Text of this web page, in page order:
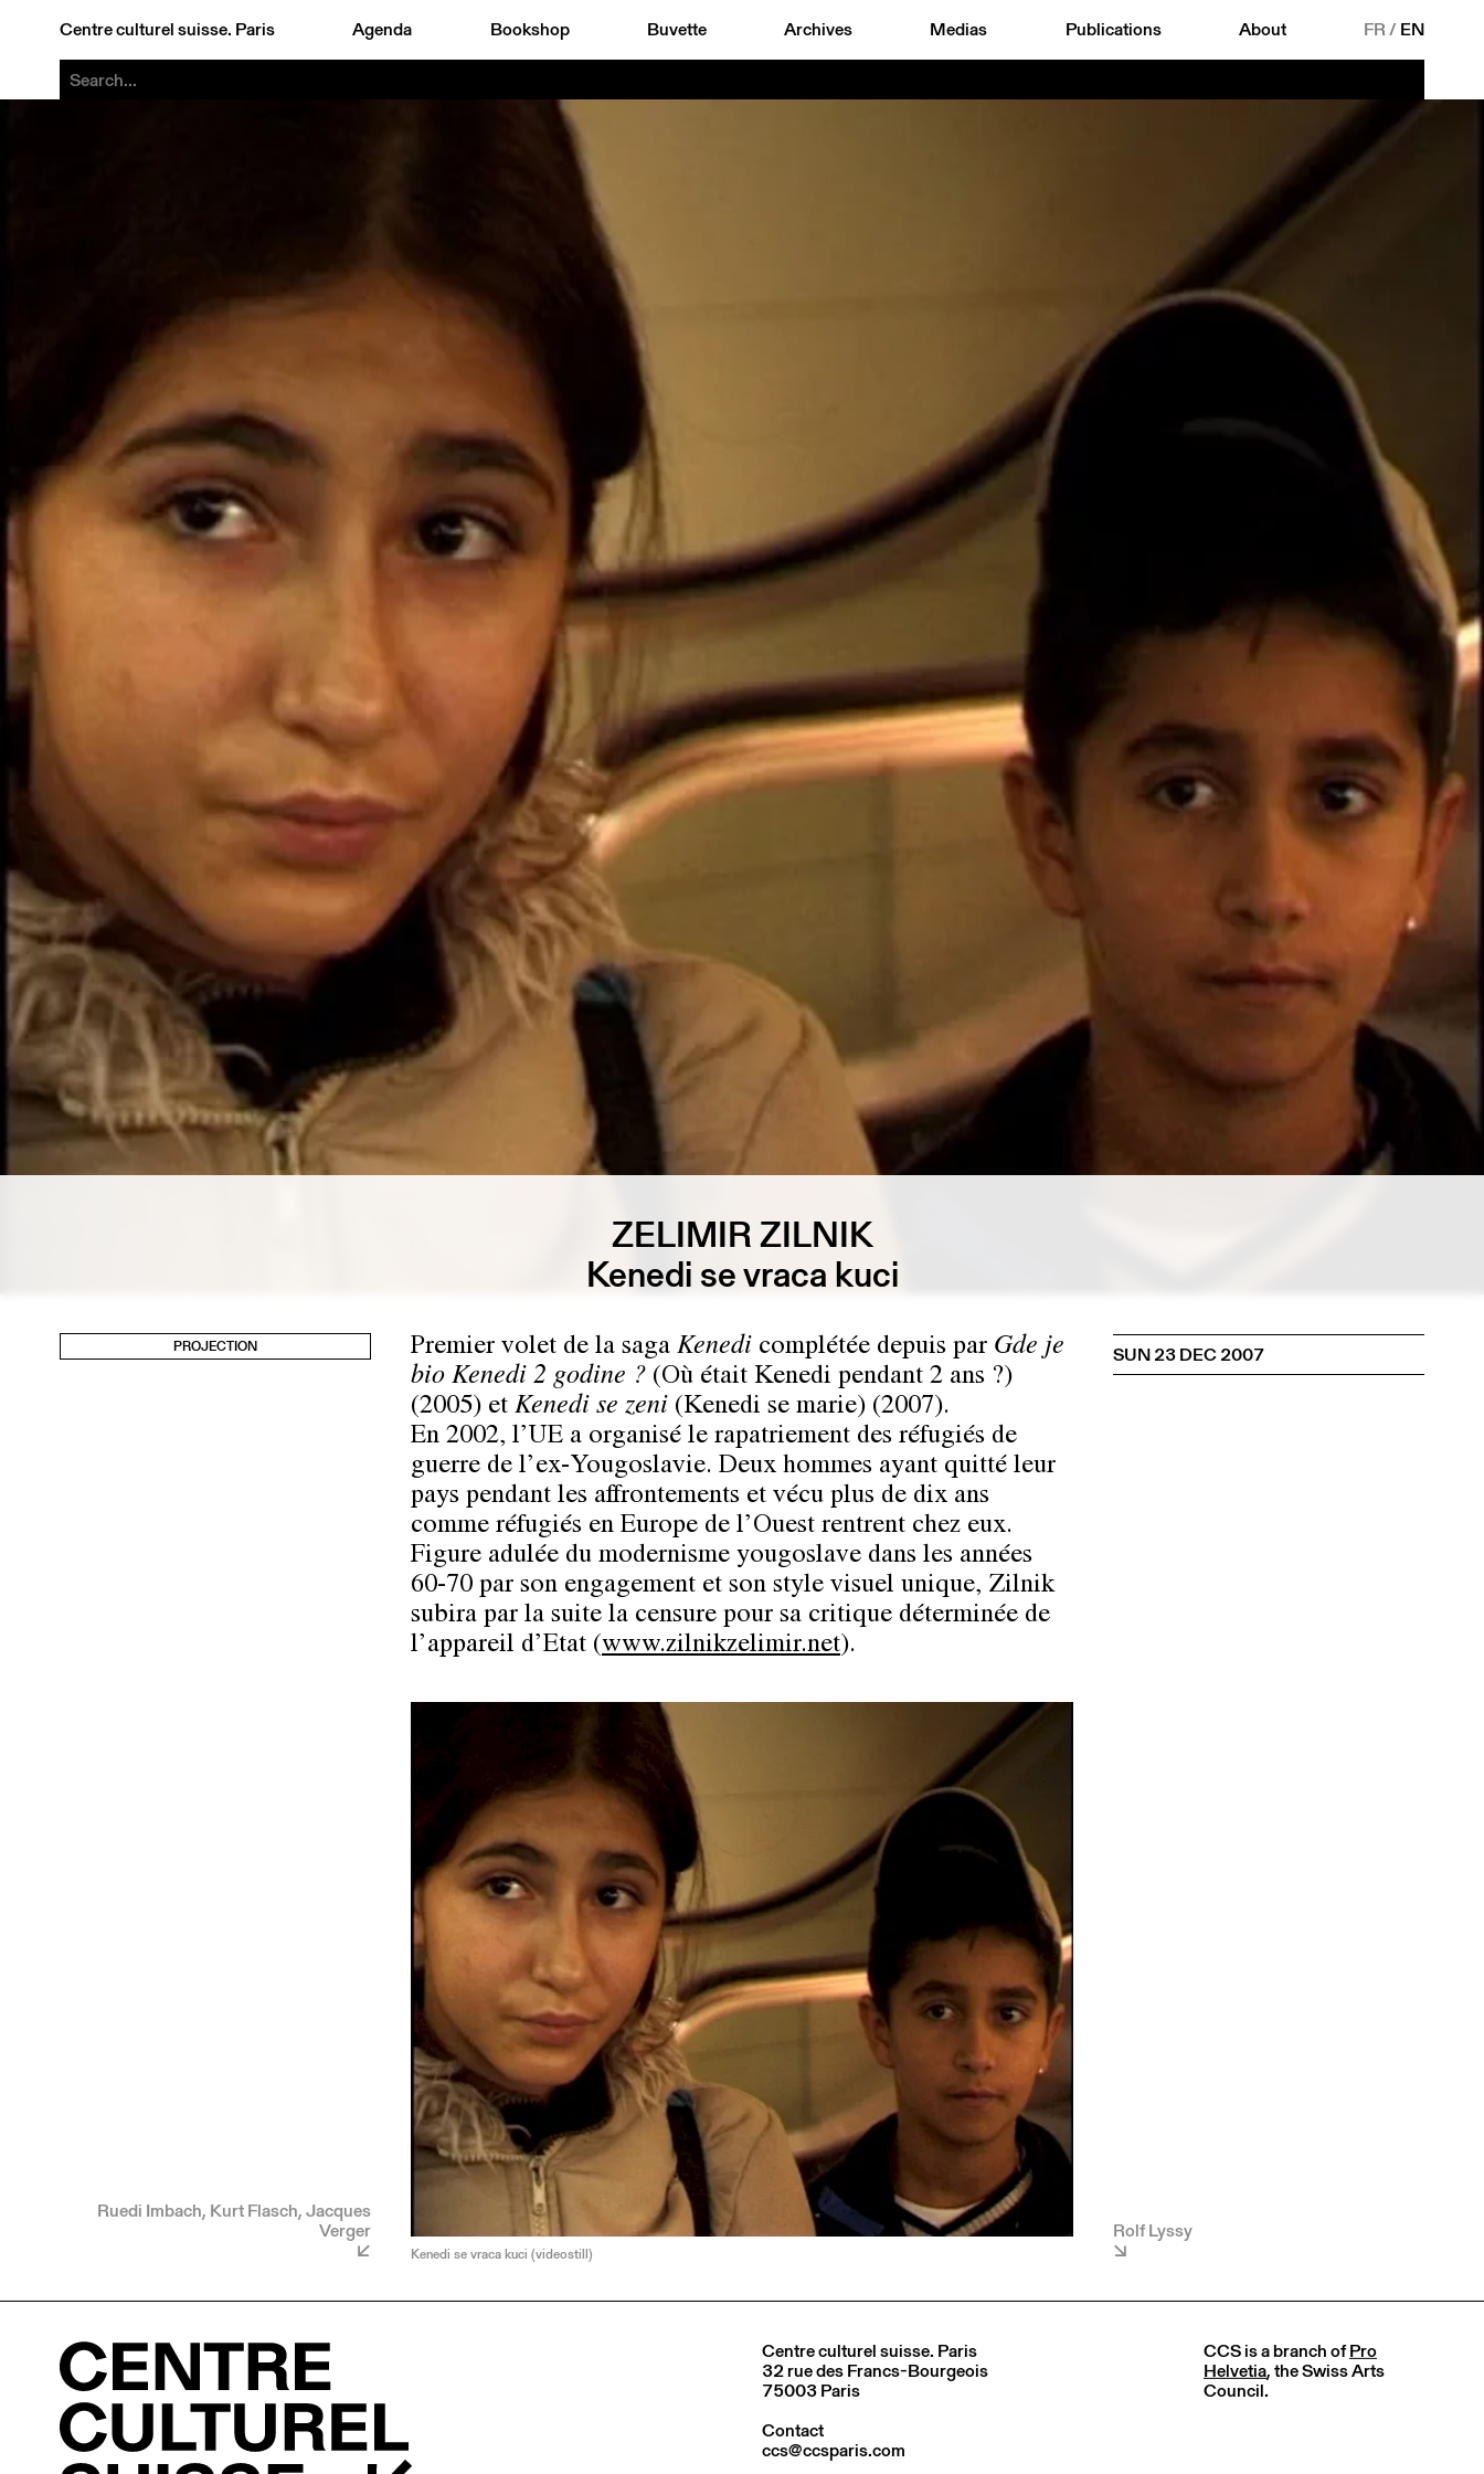
Centre culturel suisse. Paris Agenda Bookshop Buvette Archives Medias Publications About FR/ EN
ZELIMIR ZILNIK
Kenedi se vraca kuci
PROJECTION
Ruedi Imbach, Kurt Flasch, Jacques
Verger
Premier volet de la saga Kenedi complétée depuis par Gde je
bio Kenedi 2 godine ? (Où était Kenedi pendant 2 ans ?)
(2005) et Kenedi se zeni (Kenedi se marie) (2007).
En 2002, l’UE a organisé le rapatriement des réfugiés de
guerre de l’ex-Yougoslavie. Deux hommes ayant quitté leur
pays pendant les affrontements et vécu plus de dix ans
comme réfugiés en Europe de l’Ouest rentrent chez eux.
Figure adulée du modernisme yougoslave dans les années
60-70 par son engagement et son style visuel unique, Zilnik
subira par la suite la censure pour sa critique déterminée de
l’appareil d’Etat (www.zilnikzelimir.net).
Kenedi se vraca kuci (videostill)
SUN 23 DEC 2007
Rolf Lyssy
Centre culturel suisse. Paris
32 rue des Francs-Bourgeois
75003 Paris
Contact
ccs@ccsparis.com
CCS is a branch ofPro
Helvetia, the Swiss Arts
Council.